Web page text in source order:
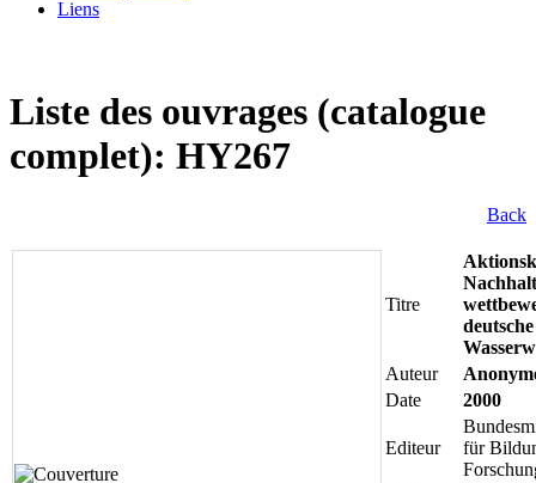
Liens
Liste des ouvrages (catalogue
complet): HY267
Back
Titre
deutsche
Auteur
Date
2000
Editeur
für